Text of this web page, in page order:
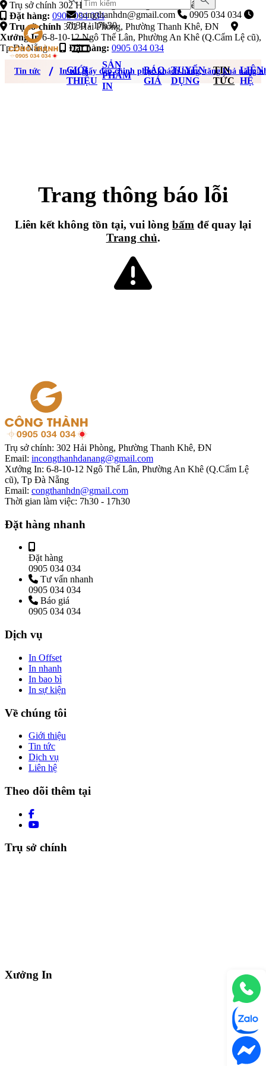
Trụ sở chính 302 Hải Phòng, Phường Thanh Khê, ĐN
Đặt hàng: 0905 034 034
Trụ sở chính 302 Hải Phòng, Phường Thanh Khê, ĐN
Xưởng In6-8-10-12 Ngô Thế Lân, Phường An Khê (Q.Cẩm Lệ cũ),
Tp Đà Nẵng
Đặt hàng: 0905 034 034
congthanhdn@gmail.com
0905 034 034
7h30 - 17h30
GIỚI
THIỆU
SẢN
PHẨM
IN
BÁO
GIÁ
TUYỂN
DỤNG
TIN
TỨC
LIÊN
HỆ
Tin tức In túi giấy đẹp chinh phục khách hàng, tăng khả năng
Trang thông báo lỗi
Liên kết không tồn tại, vui lòng bấm để quay lại
Trang chủ.
Trụ sở chính: 302 Hải Phòng, Phường Thanh Khê, ĐN
Email: incongthanhdanang@gmail.com
Xưởng In: 6-8-10-12 Ngô Thế Lân, Phường An Khê (Q.Cẩm Lệ
cũ), Tp Đà Nẵng
Email: congthanhdn@gmail.com
Thời gian làm việc: 7h30 - 17h30
Đặt hàng nhanh
Đặt hàng
0905 034 034
Tư vấn nhanh
0905 034 034
Báo giá
0905 034 034
Dịch vụ
In Offset
In nhanh
In bao bì
In sự kiện
Về chúng tôi
Giới thiệu
Tin tức
Dịch vụ
Liên hệ
Theo dõi thêm tại
Trụ sở chính
Xưởng In